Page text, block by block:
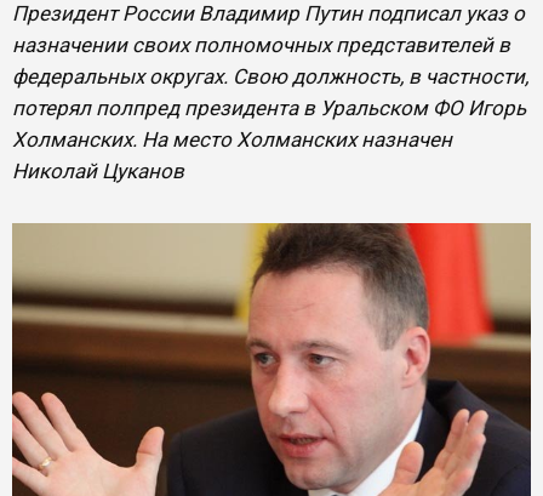
Президент России Владимир Путин подписал указ о
назначении своих полномочных представителей в
федеральных округах. Свою должность, в частности,
потерял полпред президента в Уральском ФО Игорь
Холманских. На место Холманских назначен
Николай Цуканов